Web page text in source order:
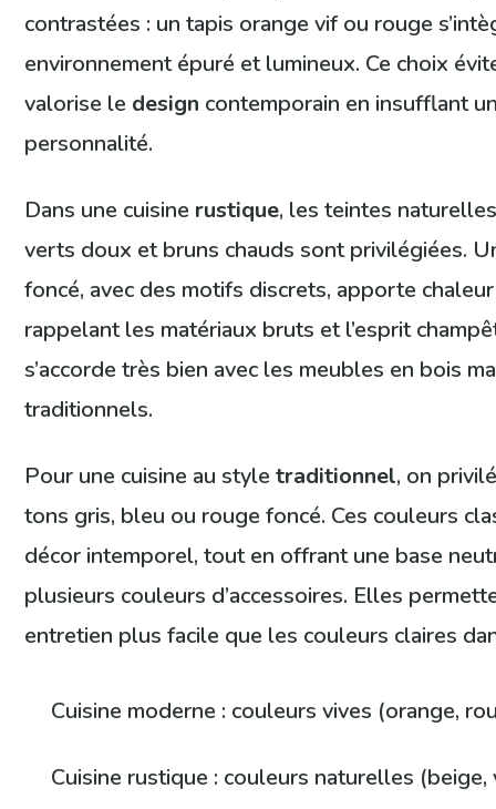
contrastées : un tapis orange vif ou rouge
environnement épuré et lumineux. Ce choix
valorise le design contemporain en insufflant
personnalité.
Dans une cuisine rustique, les teintes
verts doux et bruns chauds sont privilégiées.
foncé, avec des motifs discrets, apporte
rappelant les matériaux bruts et l’esprit
s’accorde très bien avec les meubles en bois
traditionnels.
Pour une cuisine au styletraditionnel, on
tons gris, bleu ou rouge foncé. Ces couleurs
décor intemporel, tout en offrant une base
plusieurs couleurs d’accessoires. Elles
entretien plus facile que les couleurs claires
Cuisine moderne : couleurs vives (orange,
Cuisine rustique : couleurs naturelles